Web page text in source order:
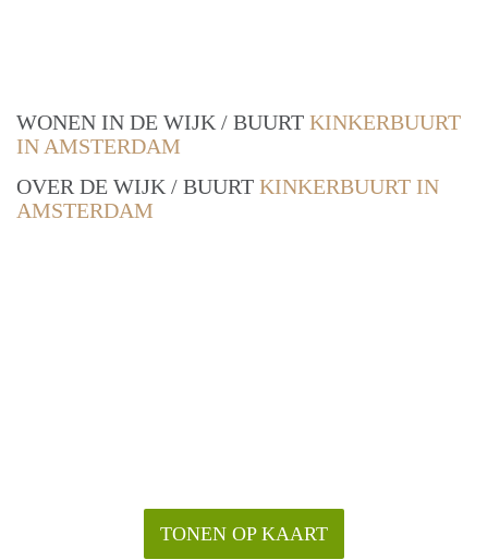
WONEN IN DE WIJK / BUURT KINKERBUURT
IN AMSTERDAM
OVER DE WIJK / BUURT KINKERBUURT IN
AMSTERDAM
TONEN OP KAART